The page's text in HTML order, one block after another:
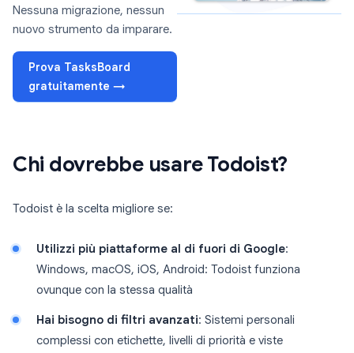
Nessuna migrazione, nessun
nuovo strumento da imparare.
Prova TasksBoard
gratuitamente →
Chi dovrebbe usare Todoist?
Todoist è la scelta migliore se:
Utilizzi più piattaforme al di fuori di Google:
Windows, macOS, iOS, Android: Todoist funziona
ovunque con la stessa qualità
Hai bisogno di filtri avanzati: Sistemi personali
complessi con etichette, livelli di priorità e viste